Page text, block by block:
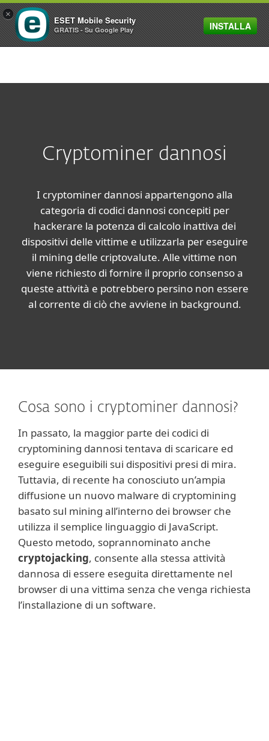
MENU
Cryptominer dannosi
I cryptominer dannosi appartengono alla
categoria di codici dannosi concepiti per
hackerare la potenza di calcolo inattiva dei
dispositivi delle vittime e utilizzarla per eseguire
il mining delle criptovalute. Alle vittime non
viene richiesto di fornire il proprio consenso a
queste attività e potrebbero persino non essere
al corrente di ciò che avviene in background.
Cosa sono i cryptominer dannosi?
In passato, la maggior parte dei codici di
cryptomining dannosi tentava di scaricare ed
eseguire eseguibili sui dispositivi presi di mira.
Tuttavia, di recente ha conosciuto un’ampia
diffusione un nuovo malware di cryptomining
basato sul mining all’interno dei browser che
utilizza il semplice linguaggio di JavaScript.
Questo metodo, soprannominato anche
cryptojacking, consente alla stessa attività
dannosa di essere eseguita direttamente nel
browser di una vittima senza che venga richiesta
l’installazione di un software.
×
ESET Mobile Security
GRATIS - Su Google Play INSTALLA